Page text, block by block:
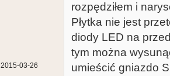
2015-03-26
rozpędziłem i
Płytka nie jest
diody LED na
tym można
umieścić gniazdo